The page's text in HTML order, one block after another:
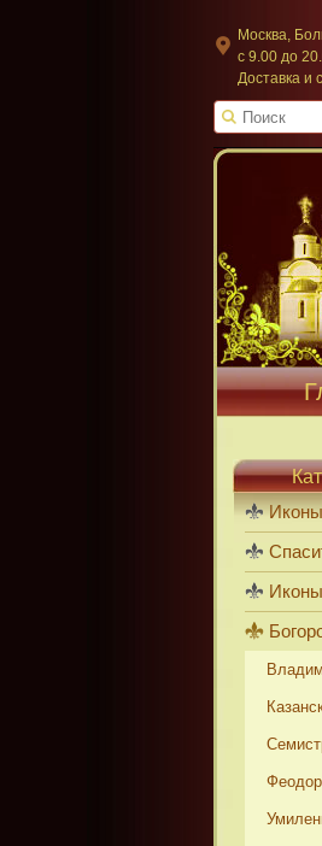
Москва,
c 9.00 до
Доставка и